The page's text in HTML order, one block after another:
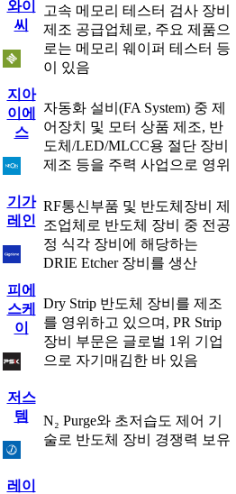
와이
씨
고속 메모리 테스터 검사 장비
제조 공급업체로, 주요 제품으
로는 메모리 웨이퍼 테스터 등
이 있음
지아
이에
스
자동화 설비(FA System) 중 제
어장치 및 모터 상품 제조, 반
도체/LED/MLCC용 절단 장비
제조 등을 주력 사업으로 영위
기가
레인
RF통신부품 및 반도체장비 제
조업체로 반도체 장비 중 전공
정 식각 장비에 해당하는
DRIE Etcher 장비를 생산
피에
스케
이
Dry Strip 반도체 장비를 제조
를 영위하고 있으며, PR Strip
장비 부문은 글로벌 1위 기업
으로 자기매김한 바 있음
저스
템
N₂ Purge와 초저습도 제어 기
술로 반도체 장비 경쟁력 보유
레이